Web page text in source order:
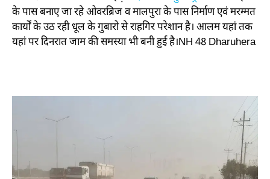
के पास बनाए जा रहे ओवरब्रिज व मालपुरा के पास निर्माण एवं मरम्मत
कार्यों के उठ रही धूल के गुबारो से राहगिर परेशान है। आलम यहां तक
यहां पर दिनरात जाम की समस्या भी बनी हुई है।NH 48 Dharuhera